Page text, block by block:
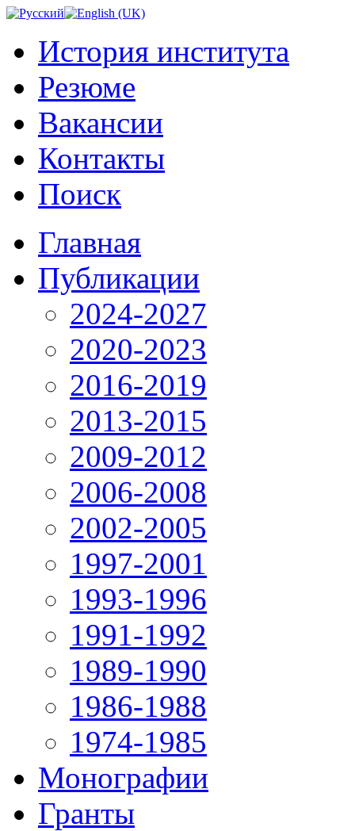
История института
Резюме
Вакансии
Контакты
Поиск
Главная
Публикации
2024-2027
2020-2023
2016-2019
2013-2015
2009-2012
2006-2008
2002-2005
1997-2001
1993-1996
1991-1992
1989-1990
1986-1988
1974-1985
Монографии
Гранты